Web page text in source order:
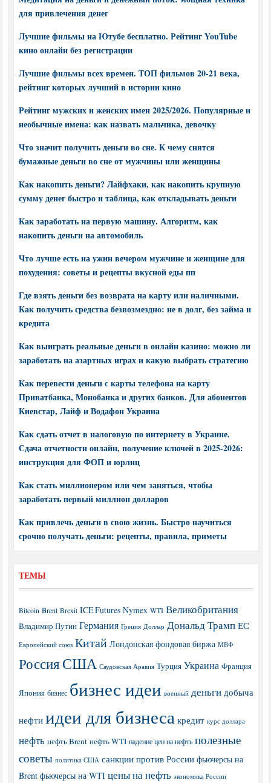
для привлечения денег
Лучшие фильмы на Ютубе бесплатно. Рейтинг YouTube
кино онлайн без регистрации
Лучшие фильмы всех времен. ТОП фильмов 20-21 века,
рейтинг которых лучший в истории кино
Рейтинг мужских и женских имен 2025/2026. Популярные и
необычные имена: как назвать мальчика, девочку
Что значит получить деньги во сне. К чему снятся
бумажные деньги во сне от мужчины или женщины
Как накопить деньги? Лайфхаки, как накопить крупную
сумму денег быстро и таблица, как откладывать деньги
Как заработать на первую машину. Алгоритм, как
накопить деньги на автомобиль
Что лучше есть на ужин вечером мужчине и женщине для
похудения: советы и рецепты вкусной еды пп
Где взять деньги без возврата на карту или наличными.
Как получить средства безвозмездно: не в долг, без займа и
кредита
Как выиграть реальные деньги в онлайн казино: можно ли
заработать на азартных играх и какую выбрать стратегию
Как перевести деньги с карты телефона на карту
Приватбанка, Монобанка и других банков. Для абонентов
Киевстар, Лайф и Водафон Украина
Как сдать отчет в налоговую по интернету в Украине.
Сдача отчетности онлайн, получение ключей в 2025-2026:
инструкция для ФОП и юрлиц
Как стать миллионером или чем заняться, чтобы
заработать первый миллион долларов
Как привлечь деньги в свою жизнь. Быстро научиться
срочно получать деньги: рецепты, правила, приметы
ТЕМЫ
Bitcoin Brent Brexit ICE Futures Nymex WTI Великобритания
Владимир Путин Германия Греция Доллар Дональд Трамп ЕС
Европейский союз Китай Лондонская фондовая биржа МВФ
РоссияСША Саудовская Аравия Турция Украина Франция
Япония бизнес бизнес идеи военный деньги добыча
нефти идеи для бизнеса кредит курс доллара
нефть нефть Brent нефть WTI падение цен на нефть полезные
советы политика США санкции против России фьючерсы на
Brent фьючерсы на WTI цены на нефть экономика России